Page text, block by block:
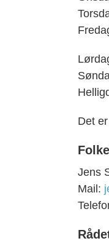
Det
Jens
Mail: